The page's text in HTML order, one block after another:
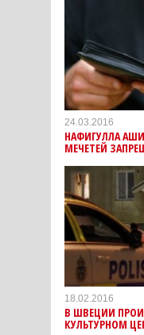
24.03.2016
НАФИГУЛЛА
МЕЧЕТЕЙ
18.02.2016
В ШВЕЦИИ
КУЛЬТУРНОМ